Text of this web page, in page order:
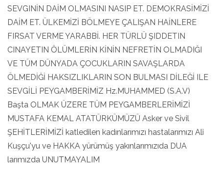
SEVGINİN DAİM OLMASINI NASIP ET. DEMOKRASİMİZİ
DAİM ET. ÜLKEMİZİ BÖLMEYE ÇALIŞAN HAİNLERE
FIRSAT VERME YARABBİ. HER TÜRLÜ ŞIDDETIN
CINAYETIN ÖLÜMLERİN KİNİN NEFRETİN OLMADIĞI
VE TÜM DÜNYADA ÇOCUKLARIN SAVAŞLARDA
ÖLMEDİĞİ HAKSIZLIKLARIN SON BULMASI DİLEĞİ ILE
SEVGİLİ PEYGAMBERİMİZ Hz.MUHAMMED (S.A.V)
Başta OLMAK ÜZERE TÜM PEYGAMBERLERİMİZİ
MUSTAFA KEMAL ATATÜRKÜMÜZÜ Asker ve Sivil
ŞEHİTLERİMİZİ katledilen kadınlarımızı hastalarımızı Ali
Kuşçu'yu ve HAKKA yürümüş yakınlarımızıda DUA
larımızda UNUTMAYALIM